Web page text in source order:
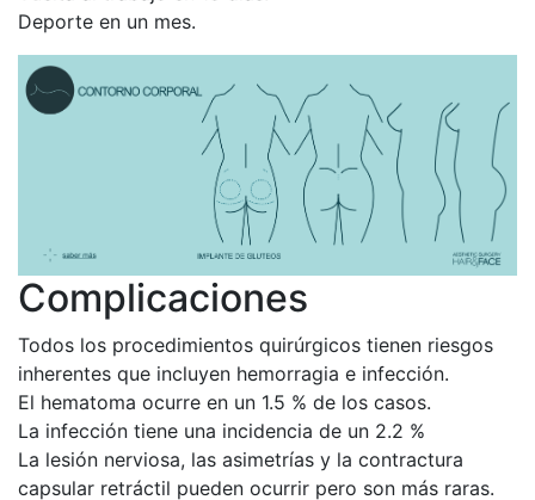
Deporte en un mes.
Complicaciones
Todos los procedimientos quirúrgicos tienen riesgos
inherentes que incluyen hemorragia e infección.
El hematoma ocurre en un 1.5 % de los casos.
La infección tiene una incidencia de un 2.2 %
La lesión nerviosa, las asimetrías y la contractura
capsular retráctil pueden ocurrir pero son más raras.